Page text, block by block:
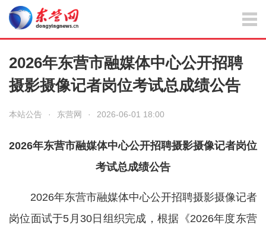
2026年东营市融媒体中心公开招聘
摄影摄像记者岗位考试总成绩公告
本站公告 · 东营网 · 2026-06-01 18:00
2026年东营市融媒体中心公开招聘摄影摄像记者岗位
考试总成绩公告
2026年东营市融媒体中心公开招聘摄影摄像记者
岗位面试于5月30日组织完成，根据《2026年度东营